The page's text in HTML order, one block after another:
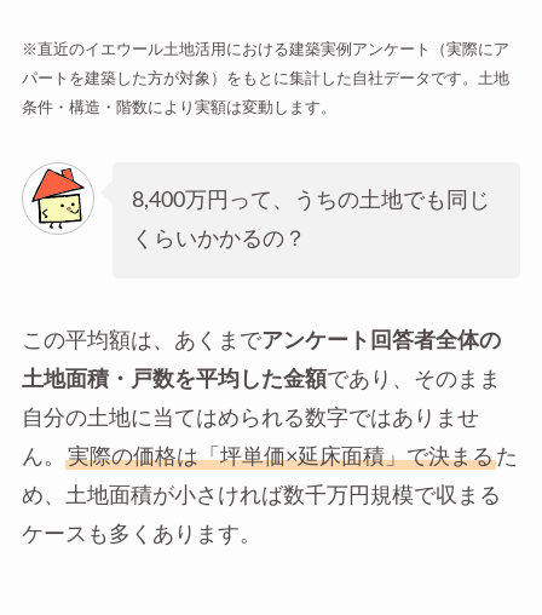
※直近のイエウール土地活用における建築実例アンケート（実際にア
パートを建築した方が対象）をもとに集計した自社データです。土地
条件・構造・階数により実額は変動します。
8,400万円って、うちの土地でも同じ
くらいかかるの？
この平均額は、あくまでアンケート回答者全体の
土地面積・戸数を平均した金額であり、そのまま
自分の土地に当てはめられる数字ではありませ
ん。
実際の価格は「坪単価×延床面積」で決まるた
め、土地面積が小さければ数千万円規模で収まる
ケースも多くあります。